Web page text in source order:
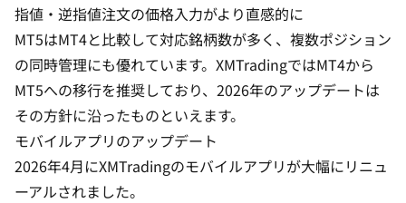
指値・逆指値注文の価格入力がより直感的に
MT5はMT4と比較して対応銘柄数が多く、複数ポジション
の同時管理にも優れています。XMTradingではMT4から
MT5への移行を推奨しており、2026年のアップデートは
その方針に沿ったものといえます。
モバイルアプリのアップデート
2026年4月にXMTradingのモバイルアプリが大幅にリニュ
ーアルされました。